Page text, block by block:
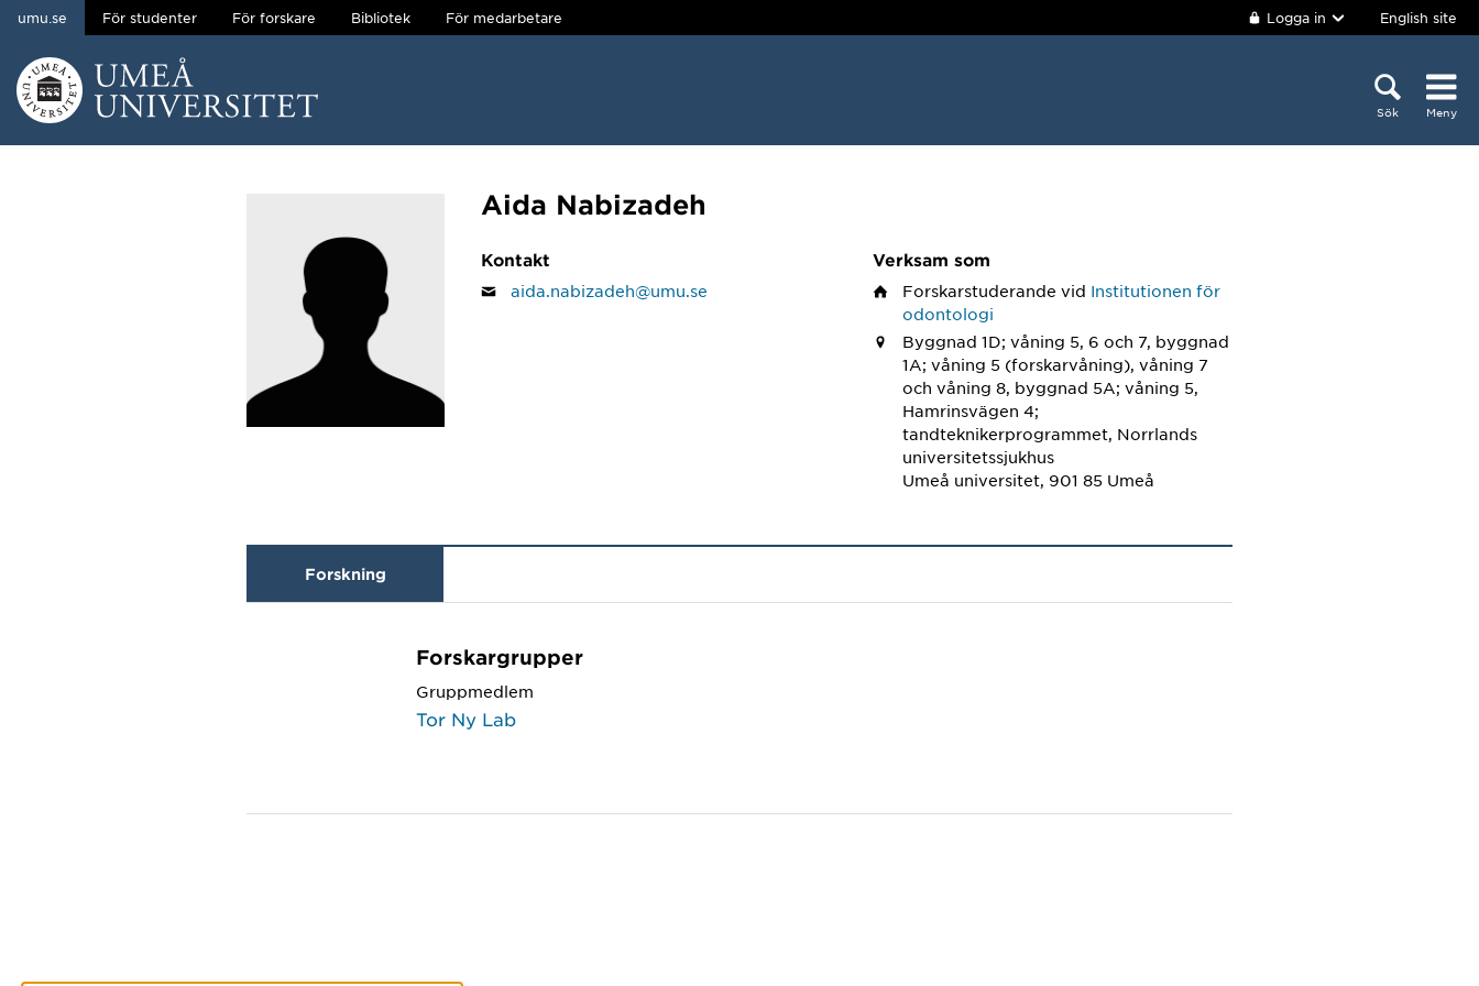
Hoppa direkt till innehållet
umu.se För studenter För forskare Bibliotek För medarbetare Logga in English site
Sök Meny
Aida Nabizadeh
Kontakt
aida.nabizadeh@umu.se
Verksam som
Forskarstuderande vid Institutionen för
odontologi
Byggnad 1D; våning 5, 6 och 7, byggnad
1A; våning 5 (forskarvåning), våning 7
och våning 8, byggnad 5A; våning 5,
Hamrinsvägen 4;
tandteknikerprogrammet, Norrlands
universitetssjukhus
Umeå universitet, 901 85 Umeå
Forskning
Forskargrupper
Gruppmedlem
Tor Ny Lab